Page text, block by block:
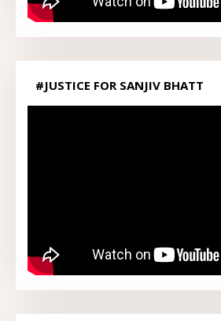
#JUSTICE FOR SANJIV BHATT